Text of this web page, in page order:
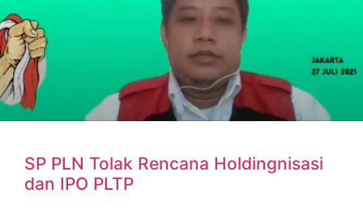
SP PLN Tolak Rencana Holdingnisasi
dan IPO PLTP